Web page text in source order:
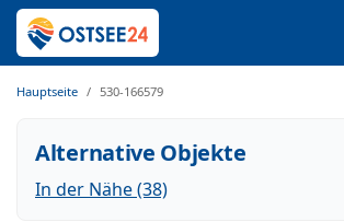
Hauptseite 530-166579
Alternative Objekte
In der Nähe (38)